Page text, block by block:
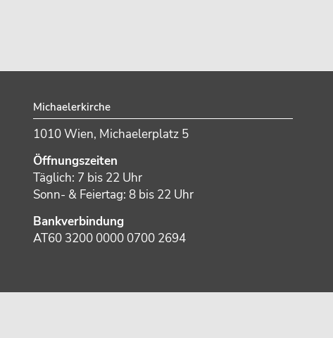
Michaelerkirche
1010 Wien, Michaelerplatz 5
Öffnungszeiten
Täglich: 7 bis 22 Uhr
Sonn- & Feiertag: 8 bis 22 Uhr
Bankverbindung
AT60 3200 0000 0700 2694